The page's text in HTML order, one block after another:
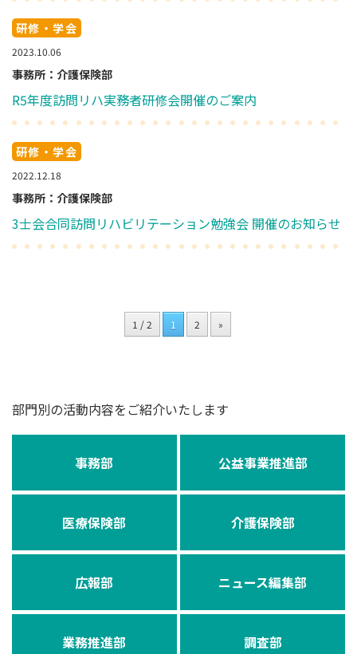
研修・学会
2023.10.06
事務所：介護保険部
R5年度訪問リハ実務者研修会開催のご案内
研修・学会
2022.12.18
事務所：介護保険部
3士会合同訪問リハビリテーション勉強会 開催のお知らせ
1 / 2 1 2 »
部門別の活動内容をご紹介いたします
事務部 公益事業推進部
医療保険部 介護保険部
広報部 ニュース編集部
業務推進部 調査部